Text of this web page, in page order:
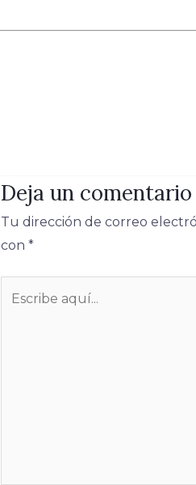
Deja un comentario
Tu dirección de correo
con *